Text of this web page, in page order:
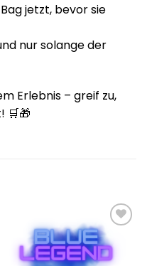
jetzt, bevor sie
nur solange der
Erlebnis – greif zu,
🛒🎁
Add to
wishlist